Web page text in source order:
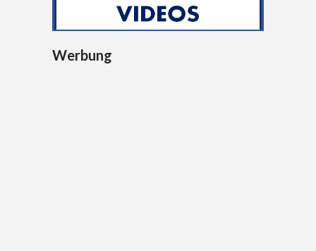
Werbung